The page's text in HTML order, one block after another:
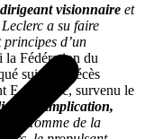
visionnaire et
a su faire
d’un
la Fédération du
suite au décès
E. Leclerc, survenu le
implication,
Homme de la